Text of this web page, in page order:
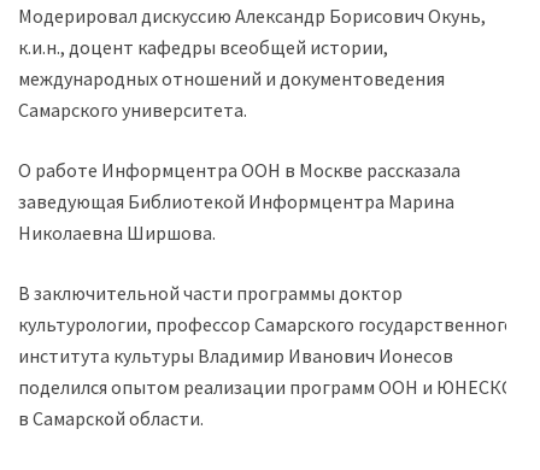
Модерировал дискуссию Александр Борисович Окунь,
к.и.н., доцент кафедры всеобщей истории,
международных отношений и документоведения
Самарского университета.
О работе Информцентра ООН в Москве рассказала
заведующая Библиотекой Информцентра Марина
Николаевна Ширшова.
В заключительной части программы доктор
культурологии, профессор Самарского государственного
института культуры Владимир Иванович Ионесов
поделился опытом реализации программ ООН и ЮНЕСКО
в Самарской области.